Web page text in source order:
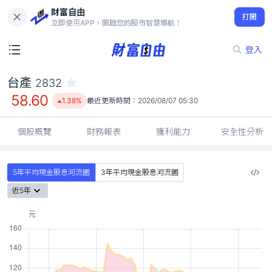
財富自由
立即使用APP，開啟您的股市智慧導航！
打開
登入
58.60
1.38%
台產 2832
58.60 1.38% 最近更新時間： 2026/08/07 05:30
個股概覽 財務報表 獲利能力 安全性分析
5年平均現金股息河流圖
3年平均現金股息河流圖
近5年